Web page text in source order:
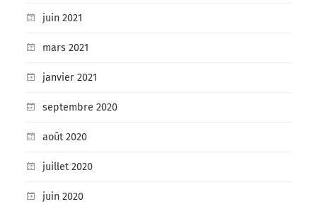
juin 2021
mars 2021
janvier 2021
septembre 2020
août 2020
juillet 2020
juin 2020